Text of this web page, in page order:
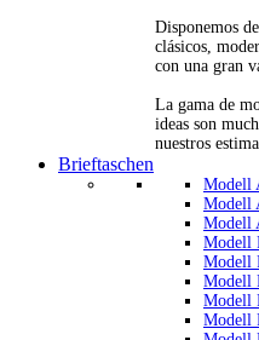
Disponemos
clásicos,
con una gran
La gama de
ideas son
nuestros
Brieftaschen
Modell
Modell
Modell
Modell
Modell
Modell
Modell
Modell